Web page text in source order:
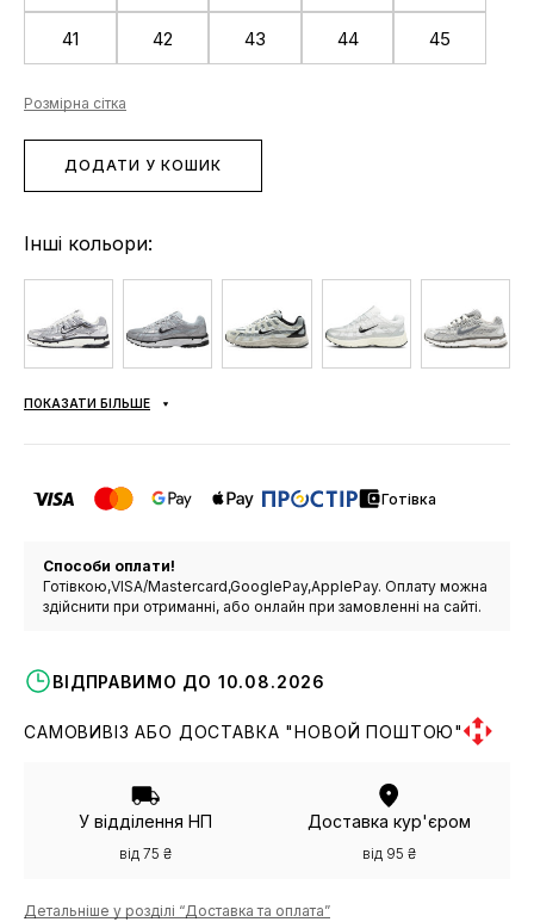
41 42 43 44 45
Розмірна сітка
ДОДАТИ У КОШИК
Інші кольори:
ПОКАЗАТИ БІЛЬШЕ
Готівка
Способи оплати!
Готівкою,VISA/Mastercard,GooglePay,ApplePay. Оплату можна
здійснити при отриманні, або онлайн при замовленні на сайті.
ВІДПРАВИМО ДО 10.08.2026
САМОВИВІЗ АБО ДОСТАВКА "НОВОЙ ПОШТОЮ"
У відділення НП
від 75 ₴
Доставка кур'єром
від 95 ₴
Детальніше у розділі “Доставка та оплата”